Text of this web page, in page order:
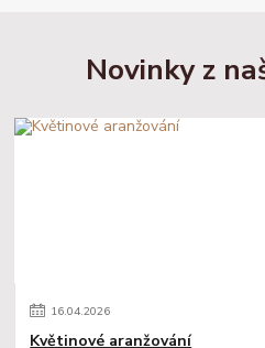
Novinky z
16.04.2026
Květinové aranžování